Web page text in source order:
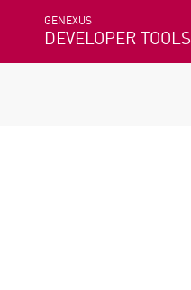
GENEXUS
DEVELOPER TOOLS